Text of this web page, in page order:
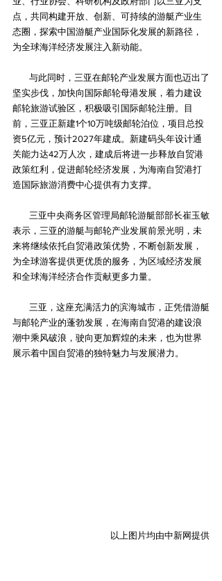
点，共同构建开放、创新、可持续的游艇产业生
态圈，探索中国游艇产业国际化发展的新路径，
为全球海洋经济发展注入新动能。
与此同时，三亚在邮轮产业发展方面也迈出了
坚实步伐，加快向国际邮轮母港发展，着力建设
邮轮旅游试验区，积极吸引国际邮轮注册。目
前，三亚正新建1个10万吨级邮轮泊位，项目总投
资5亿元，预计2027年建成。新建码头年设计通
关能力达42万人次，建成后将进一步释放自贸港
政策红利，促进邮轮经济发展，为海南自贸港打
造国际旅游消费中心提供有力支撑。
三亚中央商务区管理局邮轮游艇部部长崔玉敏
表示，三亚的游艇与邮轮产业发展前景光明，未
来将继续依托自贸港政策优势，不断创新发展，
为全球游客提供更优质的服务，为区域经济发展
和全球海洋经济合作贡献更多力量。
三亚，这座充满活力的滨海城市，正凭借游艇
与邮轮产业的蓬勃发展，在海南自贸港的建设浪
潮中乘风破浪，驶向更加辉煌的未来，也为世界
展示着中国自贸港的独特魅力与发展潜力。
以上图片均由中新网提供